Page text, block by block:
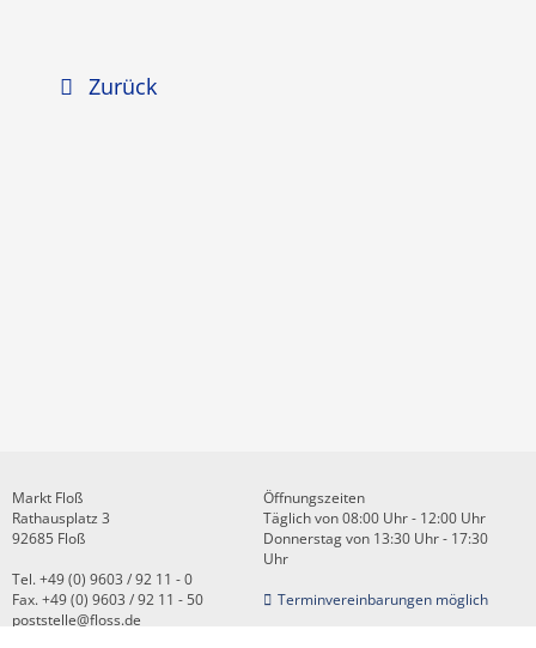
Zurück
Markt Floß
Rathausplatz 3
92685 Floß
Tel. +49 (0) 9603 / 92 11 - 0
Fax. +49 (0) 9603 / 92 11 - 50
poststelle@floss.de
Öffnungszeiten
Täglich von 08:00 Uhr - 12:00 Uhr
Donnerstag von 13:30 Uhr - 17:30
Uhr
Terminvereinbarungen möglich